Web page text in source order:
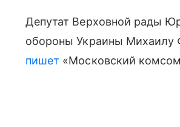
Депутат Верховной рады
обороны Украины Михаилу
пишет «Московский